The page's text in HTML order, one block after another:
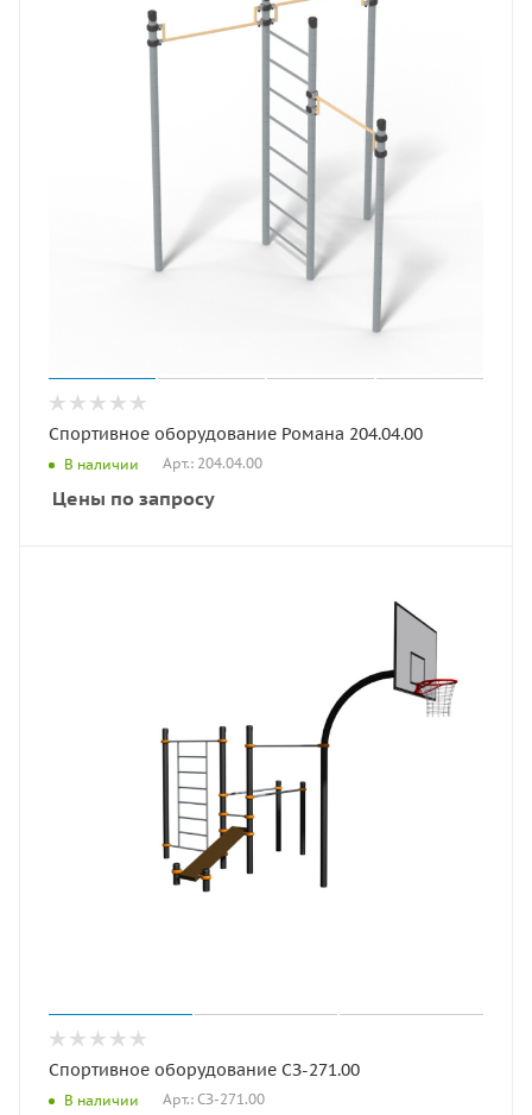
Спортивное оборудование Романа 204.04.00
В наличии Арт.: 204.04.00
Цены по запросу
Спортивное оборудование СЗ-271.00
В наличии Арт.: СЗ-271.00